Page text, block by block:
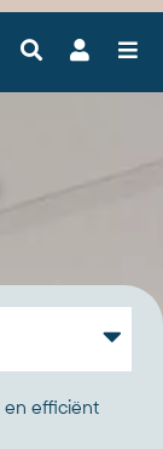
en efficiënt